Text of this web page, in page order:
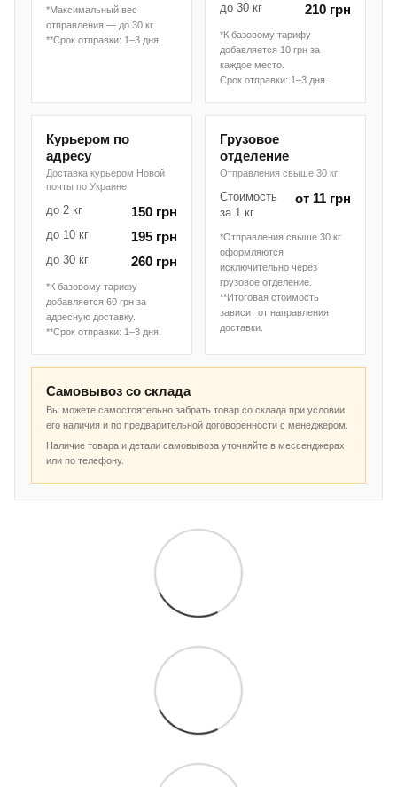
*Максимальный вес
отправления — до 30 кг.
**Срок отправки: 1–3 дня.
до 30 кг 210 грн
*К базовому тарифу
добавляется 10 грн за
каждое место.
Срок отправки: 1–3 дня.
Курьером по
адресу
Доставка курьером Новой
почты по Украине
до 2 кг 150 грн
до 10 кг 195 грн
до 30 кг 260 грн
*К базовому тарифу
добавляется 60 грн за
адресную доставку.
**Срок отправки: 1–3 дня.
Грузовое
отделение
Отправления свыше 30 кг
Стоимость
за 1 кг
от 11 грн
*Отправления свыше 30 кг
оформляются
исключительно через
грузовое отделение.
**Итоговая стоимость
зависит от направления
доставки.
Самовывоз со склада
Вы можете самостоятельно забрать товар со склада при условии
его наличия и по предварительной договоренности с менеджером.
Наличие товара и детали самовывоза уточняйте в мессенджерах
или по телефону.